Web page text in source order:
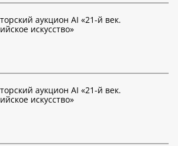
аукцион AI «21-й век.
искусство»
аукцион AI «21-й век.
искусство»